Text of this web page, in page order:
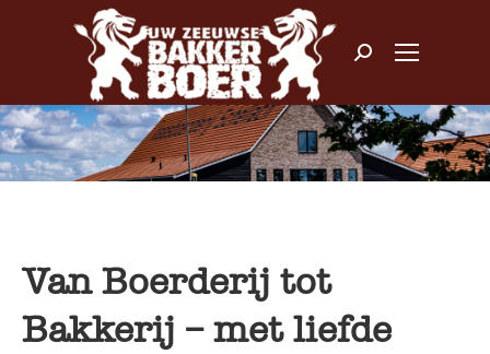
Zoeken:
Van Boerderij tot
Bakkerij – met liefde